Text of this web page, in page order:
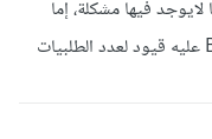
فيها مشكلة، إما